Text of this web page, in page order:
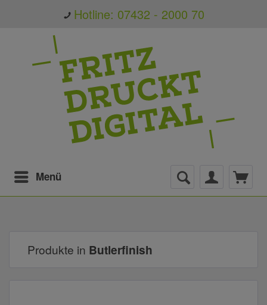
Hotline: 07432 - 2000 70
Menü
Produkte in Butlerfinish